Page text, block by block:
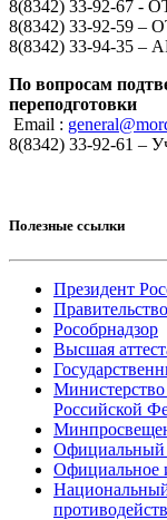
8(8342) 33-92-
8(8342) 33-92-59
8(8342) 33-94-35 –
По вопросам
переподготовки
Email :
8(8342) 33-92-61 –
Полезные ссылки
Президент
Рособрнадзор
Высшая
Российской
Официальный